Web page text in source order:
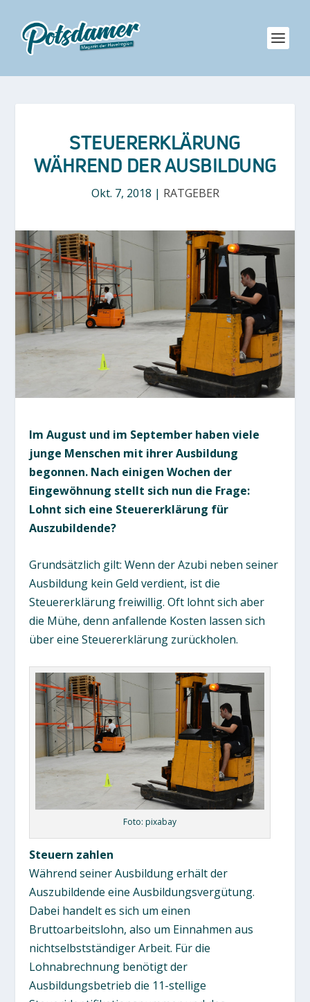
STEUERERKLÄRUNG
WÄHREND DER AUSBILDUNG
Okt. 7, 2018 | RATGEBER
Im August und im September haben viele
junge Menschen mit ihrer Ausbildung
begonnen. Nach einigen Wochen der
Eingewöhnung stellt sich nun die Frage:
Lohnt sich eine Steuererklärung für
Auszubildende?
Grundsätzlich gilt: Wenn der Azubi neben seiner
Ausbildung kein Geld verdient, ist die
Steuererklärung freiwillig. Oft lohnt sich aber
die Mühe, denn anfallende Kosten lassen sich
über eine Steuererklärung zurückholen.
Foto: pixabay
Steuern zahlen
Während seiner Ausbildung erhält der
Auszubildende eine Ausbildungsvergütung.
Dabei handelt es sich um einen
Bruttoarbeitslohn, also um Einnahmen aus
nichtselbstständiger Arbeit. Für die
Lohnabrechnung benötigt der
Ausbildungsbetrieb die 11-stellige